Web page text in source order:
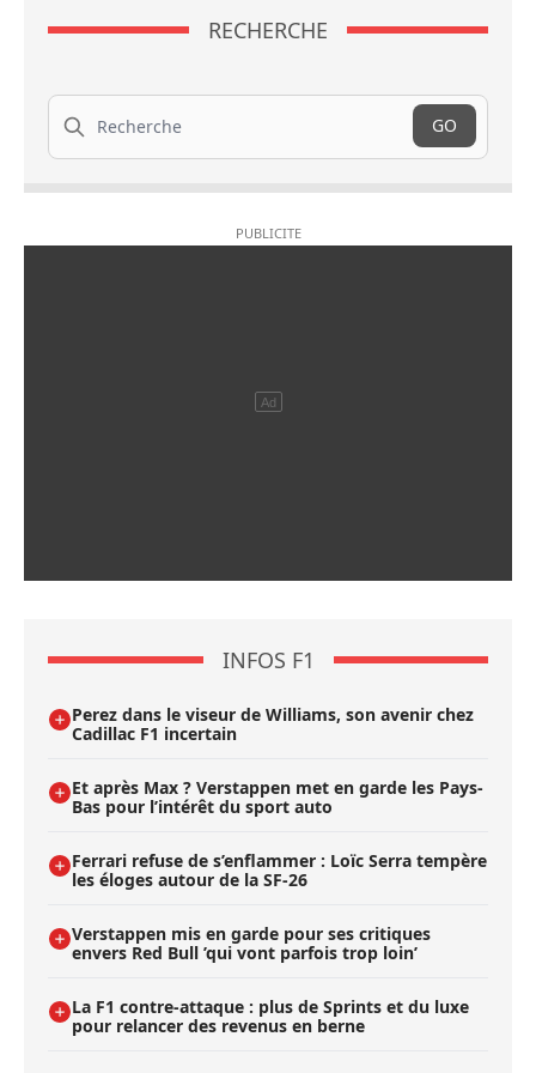
RECHERCHE
Recherche
GO
INFOS F1
Perez dans le viseur de Williams, son avenir chez
Cadillac F1 incertain
Et après Max ? Verstappen met en garde les Pays-
Bas pour l’intérêt du sport auto
Ferrari refuse de s’enflammer : Loïc Serra tempère
les éloges autour de la SF-26
Verstappen mis en garde pour ses critiques
envers Red Bull ’qui vont parfois trop loin’
La F1 contre-attaque : plus de Sprints et du luxe
pour relancer des revenus en berne